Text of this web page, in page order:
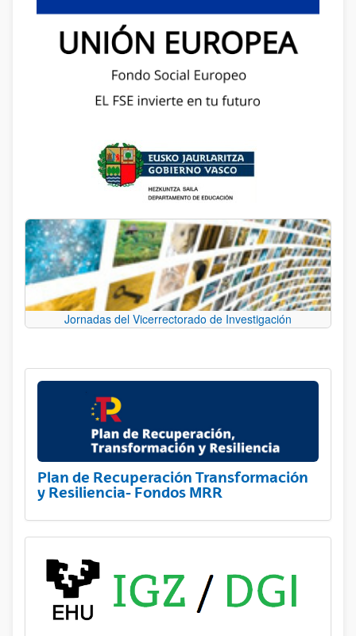
Jornadas del Vicerrectorado de Investigación
Plan de Recuperación Transformación
y Resiliencia- Fondos MRR